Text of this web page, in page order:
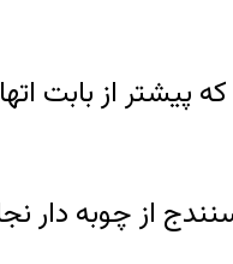
پیشتر از بابت
از چوبه دار